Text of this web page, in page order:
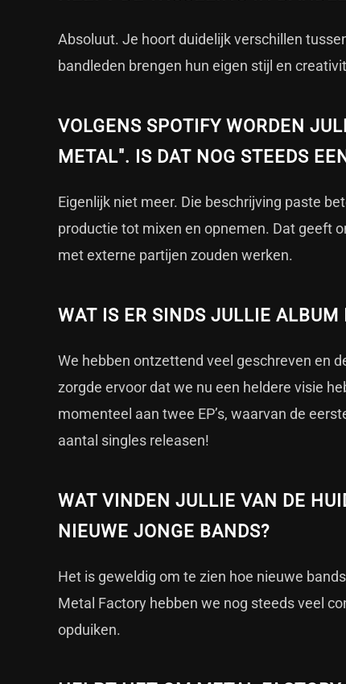
Absoluut. Je hoort duidelijk verschillen
bandleden brengen hun eigen stijl en
VOLGENS SPOTIFY WORDEN
METAL". IS DAT NOG STEEDS
Eigenlijk niet meer. Die beschrijving paste
productie tot mixen en opnemen. Dat geeft
met externe partijen zouden werken.
WAT IS ER SINDS JULLIE ALBUM
We hebben ontzettend veel geschreven en
zorgde ervoor dat we nu een heldere visie
momenteel aan twee EP’s, waarvan de
aantal singles releasen!
WAT VINDEN JULLIE VAN DE
NIEUWE JONGE BANDS?
Het is geweldig om te zien hoe nieuwe
Metal Factory hebben we nog steeds veel
opduiken.